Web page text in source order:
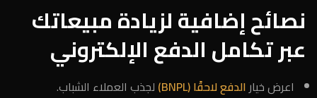
نصائح إضافية لزيادة مبيعاتك
عبر تكامل الدفع الإلكتروني
اعرض خيارالدفع لاحقًا (BNPL)
لجذب العملاء الشباب.